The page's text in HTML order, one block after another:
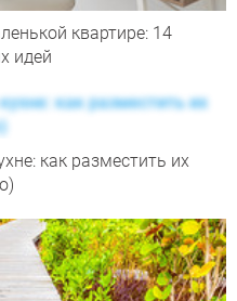
квартире: 14
идей
как разместить их